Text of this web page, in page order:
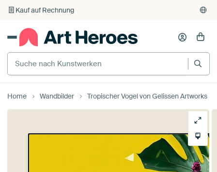
Individueller Druck auf Bestellung
Home Wandbilder Tropischer Vogel von Gelissen Artworks